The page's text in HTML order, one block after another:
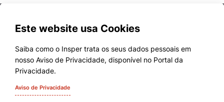
Este website usa Cookies
Saiba como o Insper trata os seus dados pessoais em
nosso Aviso de Privacidade, disponível no Portal da
Privacidade.
Aviso de Privacidade
Cursos
Quem Somos